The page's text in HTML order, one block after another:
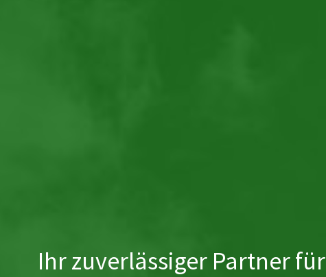
Ihr zuverlässiger Partner für